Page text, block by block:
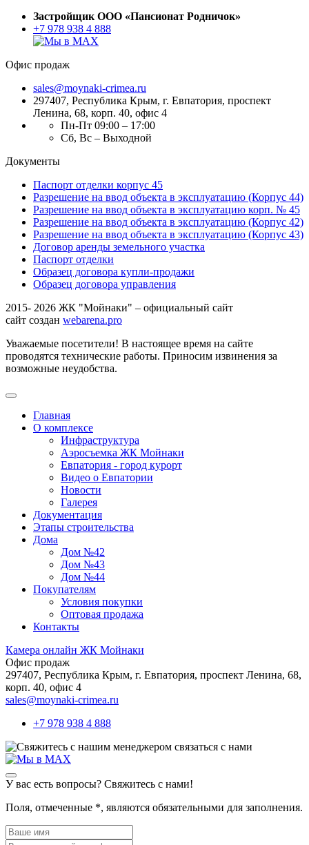
Застройщик ООО «Пансионат Родничок»
+7 978 938 4 888
Офис продаж
sales@moynaki-crimea.ru
297407, Республика Крым, г. Евпатория, проспект
Ленина, 68, корп. 40, офис 4
Пн-Пт 09:00 – 17:00
Сб, Вс – Выходной
Документы
Паспорт отделки корпус 45
Разрешение на ввод объекта в эксплуатацию (Корпус 44)
Разрешение на ввод объекта в эксплуатацию корп. № 45
Разрешение на ввод объекта в эксплуатацию (Корпус 42)
Разрешение на ввод объекта в эксплуатацию (Корпус 43)
Договор аренды земельного участка
Паспорт отделки
Образец договора купли-продажи
Образец договора управления
2015- 2026 ЖК "Мойнаки" – официальный сайт
сайт создан webarena.pro
Уважаемые посетители! В настоящее время на сайте
проводятся технические работы. Приносим извинения за
возможные неудобства.
Главная
О комплексе
Инфраструктура
Аэросъемка ЖК Мойнаки
Евпатория - город курорт
Видео о Евпатории
Новости
Галерея
Документация
Этапы строительства
Дома
Дом №42
Дом №43
Дом №44
Покупателям
Условия покупки
Оптовая продажа
Контакты
Камера онлайн ЖК Мойнаки
Офис продаж
297407, Республика Крым, г. Евпатория, проспект Ленина, 68,
корп. 40, офис 4
sales@moynaki-crimea.ru
+7 978 938 4 888
связаться с нами
У вас есть вопросы? Свяжитесь с нами!
Поля, отмеченные *, являются обязательными для заполнения.